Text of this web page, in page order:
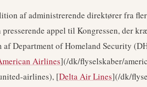
af administrerende direktører fra
presserende appel til Kongressen, der
Department of Homeland Security
Airlines](/dk/flyselskaber/
airlines), [Delta Air Lines](/dk/